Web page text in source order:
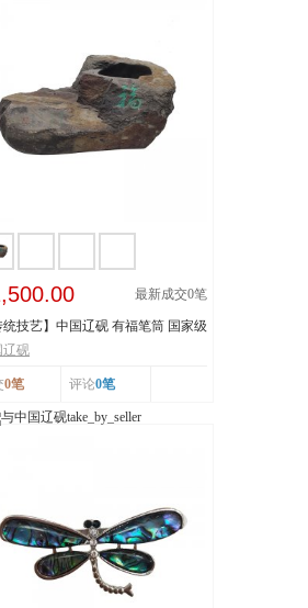
最新成交0笔
统技艺】中国辽砚 有福笔筒 国家级
文化遗...
辽砚
0笔 评论0笔